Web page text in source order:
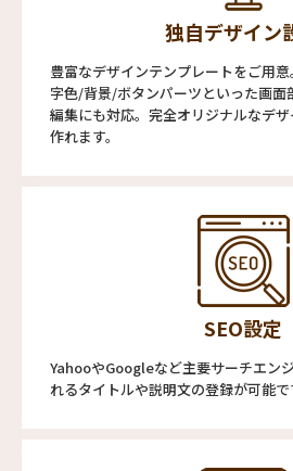
独自デザイン
豊富なデザインテンプレートをご用
字色/背景/ボタンパーツといった画面
編集にも対応。完全オリジナルなデ
作れます。
SEO設定
YahooやGoogleなど主要サーチエン
れるタイトルや説明文の登録が可能で